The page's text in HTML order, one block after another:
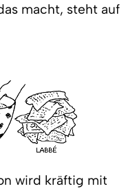
macht, steht auf
wird kräftig mit